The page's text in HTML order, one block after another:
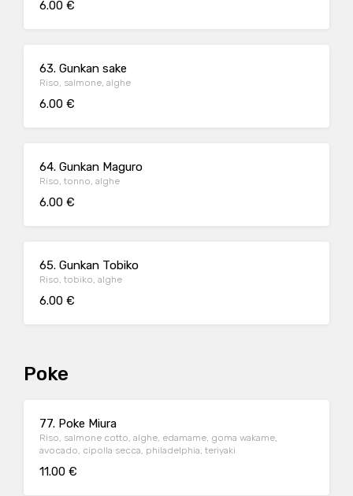
6.00 €
63. Gunkan sake
Riso, salmone, alghe
6.00 €
64. Gunkan Maguro
Riso, tonno, alghe
6.00 €
65. Gunkan Tobiko
Riso, tobiko, alghe
6.00 €
Poke
77. Poke Miura
Riso, salmone cotto, alghe, edamame, goma wakame,
avocado, cipolla secca, philadelphia, teriyaki
11.00 €